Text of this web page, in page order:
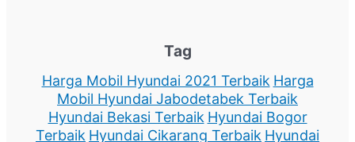
Tag
Harga Mobil Hyundai 2021 Terbaik Harga
Mobil Hyundai Jabodetabek Terbaik
Hyundai Bekasi Terbaik Hyundai Bogor
Terbaik Hyundai Cikarang Terbaik Hyundai